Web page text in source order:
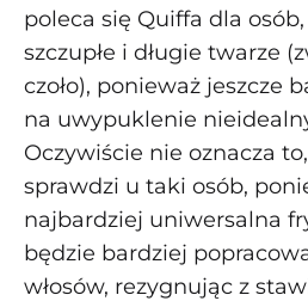
poleca się Quiffa dla
szczupłe i długie twarze
czoło), ponieważ jeszcze
na uwypuklenie
Oczywiście nie oznacza
sprawdzi u taki osób,
najbardziej uniwersalna
będzie bardziej
włosów, rezygnując z